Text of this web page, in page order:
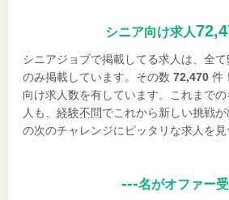
シニア向け求人
シニアジョブで掲載してる求人は、全て
のみ掲載しています。その数 72,470 件
向け求人数を有しています。これまで
人も、 経験不問でこれから新しい挑戦
の次のチャレンジにピッタリな求人を見
---名がオファー